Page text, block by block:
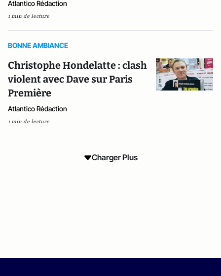
Atlantico Rédaction
1 min de lecture
BONNE AMBIANCE
Christophe Hondelatte : clash
violent avec Dave sur Paris
Première
Atlantico Rédaction
1 min de lecture
Charger Plus